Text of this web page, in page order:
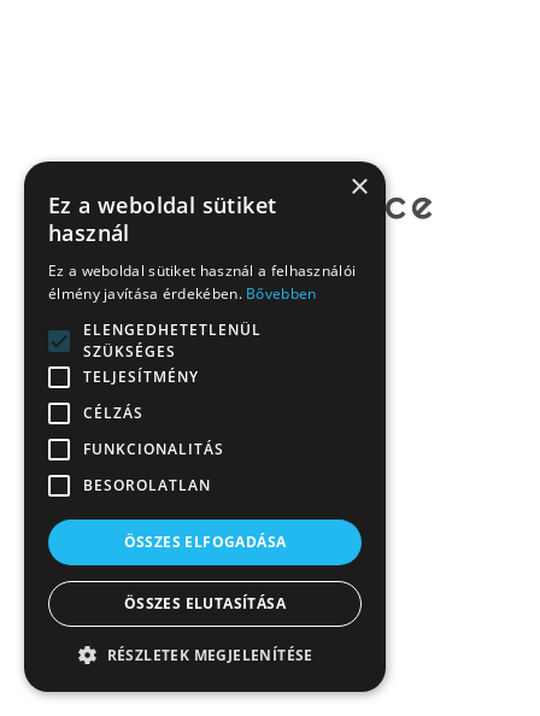
×
Ez a weboldal sütiket
használ
Ez a weboldal sütiket használ a felhasználói
élmény javítása érdekében. Bővebben
ELENGEDHETETLENÜL
SZÜKSÉGES
TELJESÍTMÉNY
CÉLZÁS
FUNKCIONALITÁS
BESOROLATLAN
ÖSSZES ELFOGADÁSA
ÖSSZES ELUTASÍTÁSA
RÉSZLETEK MEGJELENÍTÉSE